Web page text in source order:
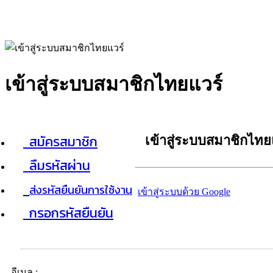
เข้าสู่ระบบสมาชิกไทยแวร์
สมัครสมาชิก
ลืมรหัสผ่าน
ส่งรหัสยืนยันการใช้งาน
กรอกรหัสยืนยัน
เข้าสู่ระบบสมาชิกไท
เข้าสู่ระบบด้วย Google